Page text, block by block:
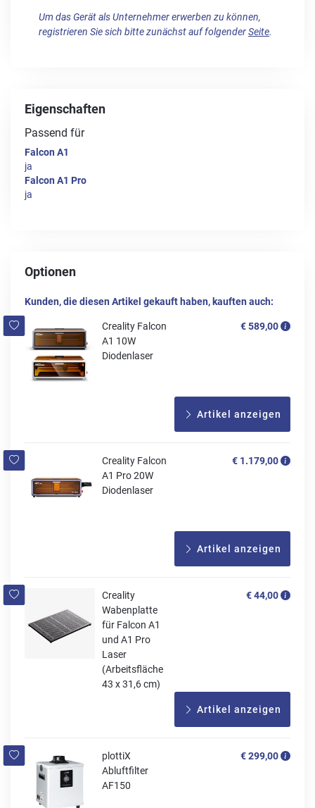
Um das Gerät als Unternehmer erwerben zu können,
registrieren Sie sich bitte zunächst auf folgenderSeite.
Eigenschaften
Passend für
Falcon A1
ja
Falcon A1 Pro
ja
Optionen
Kunden, die diesen Artikel gekauft haben, kauften auch:
Creality Falcon
A1 10W
Diodenlaser
€ 589,00
Artikel anzeigen
Creality Falcon
A1 Pro 20W
Diodenlaser
€ 1.179,00
Artikel anzeigen
Creality
Wabenplatte
für Falcon A1
und A1 Pro
Laser
(Arbeitsfläche
43 x 31,6 cm)
€ 44,00
Artikel anzeigen
plottiX
Abluftfilter
AF150
€ 299,00